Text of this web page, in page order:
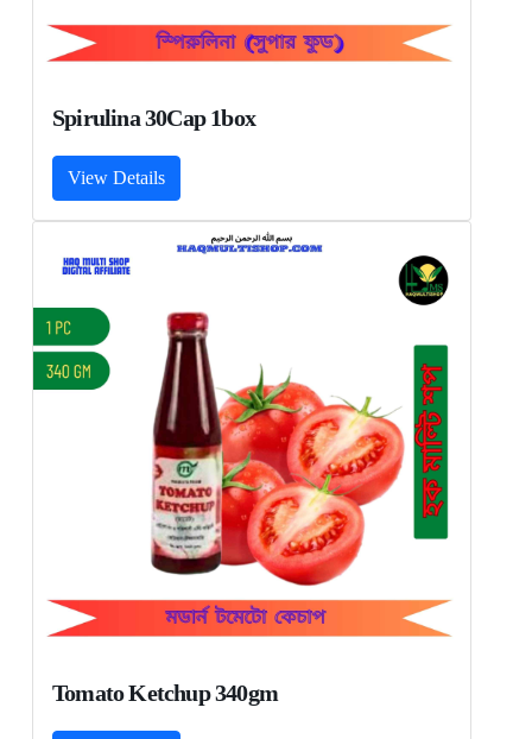
Spirulina 30Cap 1box
View Details
Tomato Ketchup 340gm